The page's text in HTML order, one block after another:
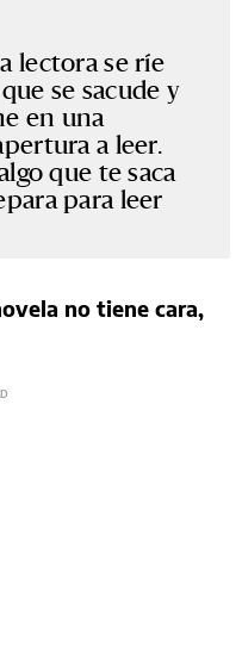
lectora se ríe
se sacude y
en una
a leer.
que te saca
para leer
no tiene cara,